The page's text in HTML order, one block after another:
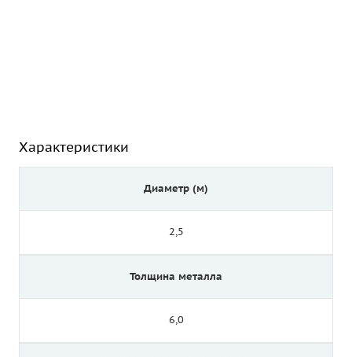
Характеристики
Диаметр (м)
2,5
Толщина металла
6,0